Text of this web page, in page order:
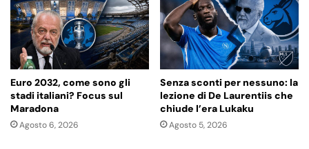
Euro 2032, come sono gli
stadi italiani? Focus sul
Maradona
Agosto 6, 2026
Senza sconti per nessuno: la
lezione di De Laurentiis che
chiude l’era Lukaku
Agosto 5, 2026